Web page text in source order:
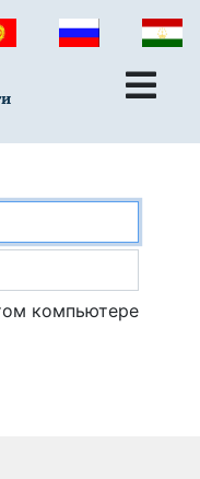
компьютере